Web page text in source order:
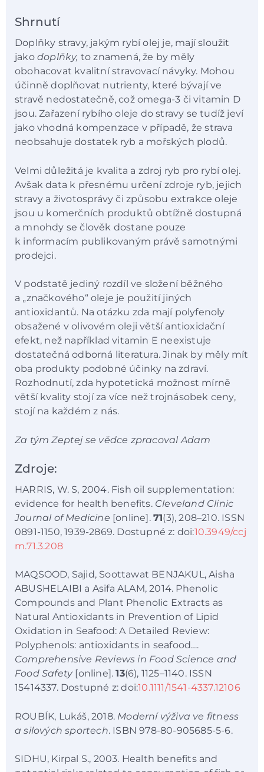
Shrnutí
Doplňky stravy, jakým rybí olej je, mají sloužit
jako doplňky, to znamená, že by měly
obohacovat kvalitní stravovací návyky. Mohou
účinně doplňovat nutrienty, které bývají ve
stravě nedostatečně, což omega-3 či vitamin D
jsou. Zařazení rybího oleje do stravy se tudíž jeví
jako vhodná kompenzace v případě, že strava
neobsahuje dostatek ryb a mořských plodů.
Velmi důležitá je kvalita a zdroj ryb pro rybí olej.
Avšak data k přesnému určení zdroje ryb, jejich
stravy a životosprávy či způsobu extrakce oleje
jsou u komerčních produktů obtížně dostupná
a mnohdy se člověk dostane pouze
k informacím publikovaným právě samotnými
prodejci.
V podstatě jediný rozdíl ve složení běžného
a „značkového“ oleje je použití jiných
antioxidantů. Na otázku zda mají polyfenoly
obsažené v olivovém oleji větší antioxidační
efekt, než například vitamin E neexistuje
dostatečná odborná literatura. Jinak by měly mít
oba produkty podobné účinky na zdraví.
Rozhodnutí, zda hypotetická možnost mírně
větší kvality stojí za více než trojnásobek ceny,
stojí na každém z nás.
Za tým Zeptej se vědce zpracoval Adam
Zdroje:
HARRIS, W. S, 2004. Fish oil supplementation:
evidence for health benefits. Cleveland Clinic
Journal of Medicine [online].71(3), 208–210. ISSN
0891-1150, 1939-2869. Dostupné z: doi:10.3949/ccj
m.71.3.208
MAQSOOD, Sajid, Soottawat BENJAKUL, Aisha
ABUSHELAIBI a Asifa ALAM, 2014. Phenolic
Compounds and Plant Phenolic Extracts as
Natural Antioxidants in Prevention of Lipid
Oxidation in Seafood: A Detailed Review:
Polyphenols: antioxidants in seafood….
Comprehensive Reviews in Food Science and
Food Safety[online].13(6), 1125–1140. ISSN
15414337. Dostupné z: doi:10.1111/1541-4337.12106
ROUBÍK, Lukáš, 2018. Moderní výživa ve fitness
a silových sportech. ISBN 978-80-905685-5-6.
SIDHU, Kirpal S., 2003. Health benefits and